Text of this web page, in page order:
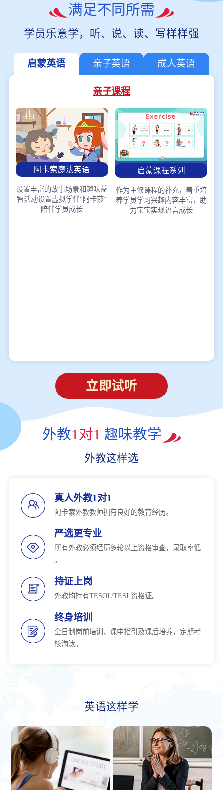
满足不同所需
学员乐意学，听、说、读、写样样强
启蒙英语 亲子英语 成人英语
亲子课程
阿卡索魔法英语
设置丰富的故事场景和趣味益
智活动设置虚拟学伴“阿卡莎”
陪伴学员成长
启蒙课程系列
作为主修课程的补充，着重培
养学员学习兴趣内容丰富，助
力宝宝实现语言成长
立即试听
外教1对1 趣味教学
外教这样选
真人外教1对1
阿卡索外教教师拥有良好的教育经历。
严选更专业
所有外教必须经历多轮以上资格审查，录取率低
。
持证上岗
外教均持有TESOL/TESL资格证。
终身培训
全日制岗前培训、课中指引及课后培养，定期考
核淘汰。
英语这样学